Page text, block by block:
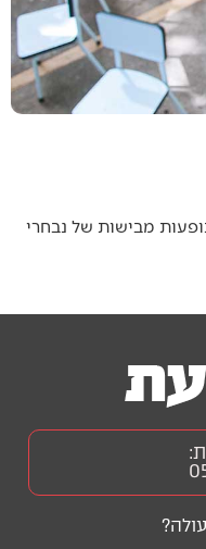
מבישות של נבחרי